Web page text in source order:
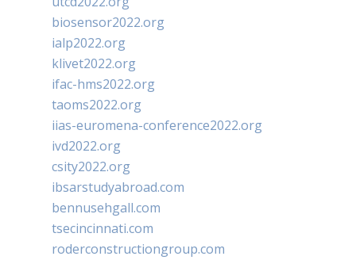
biosensor2022.org
ialp2022.org
klivet2022.org
ifac-hms2022.org
taoms2022.org
iias-euromena-conference2022.org
ivd2022.org
csity2022.org
ibsarstudyabroad.com
bennusehgall.com
tsecincinnati.com
roderconstructiongroup.com